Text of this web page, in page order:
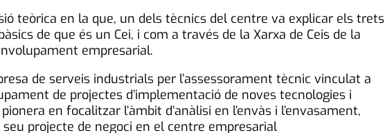
teòrica en la que, un dels tècnics del centre va explicar els trets
de que és un Cei, i com a través de la Xarxa de Ceis de la
empresarial.
de serveis industrials per l’assessorament tècnic vinculat a
de projectes d’implementació de noves tecnologies i
en focalitzar l’àmbit d’anàlisi en l’envàs i l’envasament,
seu projecte de negoci en el centre empresarial